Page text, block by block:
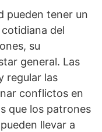
pueden tener un
del
su
general. Las
regular las
conflictos en
que los patrones
llevar a